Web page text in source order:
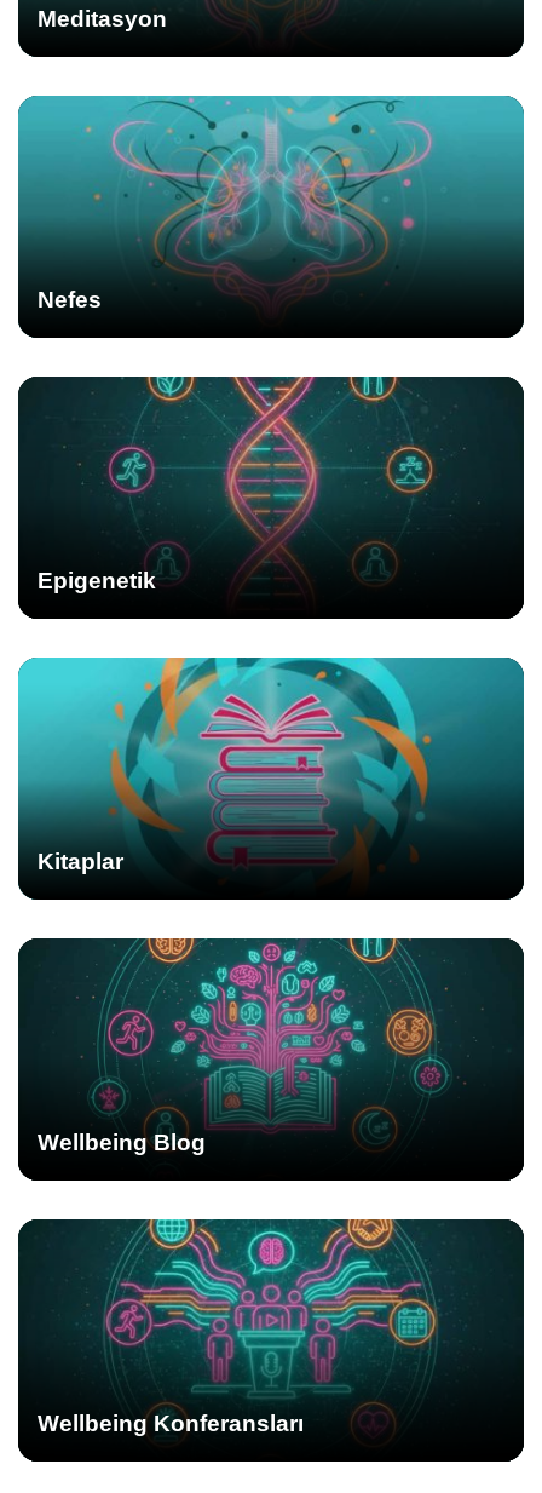
Meditasyon
Nefes
Epigenetik
Kitaplar
Wellbeing Blog
Wellbeing Konferansları